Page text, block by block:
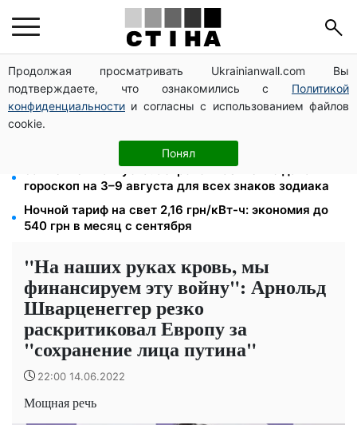
Продолжая просматривать Ukrainianwall.com Вы
подтверждаете, что ознакомились с Политикой
конфиденциальности и согласны с использованием файлов
cookie.
Понял
Фейковые сайты сервисных центров МВД:
мошенники выманивают деньги у водителей перед
выездом за границу
Пенсия по инвалидности III группы с сентября: от
2595 до 10 625 грн — кто сколько получит
Затмение 12 августа: астролог Базиленко дала
гороскоп на 3–9 августа для всех знаков зодиака
Ночной тариф на свет 2,16 грн/кВт-ч: экономия до
540 грн в месяц с сентября
"На наших руках кровь, мы
финансируем эту войну": Арнольд
Шварценеггер резко
раскритиковал Европу за
"сохранение лица путина"
22:00 14.06.2022
Мощная речь